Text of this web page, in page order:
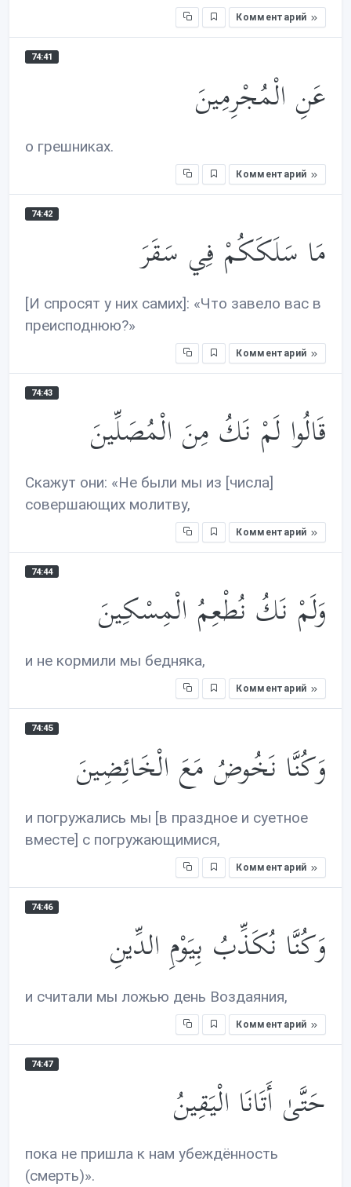
Комментарий
74:41
عَنِ الْمُجْرِمِينَ
о грешниках.
Комментарий
74:42
مَا سَلَكَكُمْ فِي سَقَرَ
[И спросят у них самих]: «Что завело вас в
преисподнюю?»
Комментарий
74:43
قَالُوا لَمْ نَكُ مِنَ الْمُصَلِّينَ
Скажут они: «Не были мы из [числа]
совершающих молитву,
Комментарий
74:44
وَلَمْ نَكُ نُطْعِمُ الْمِسْكِينَ
и не кормили мы бедняка,
Комментарий
74:45
وَكُنَّا نَخُوضُ مَعَ الْخَائِضِينَ
и погружались мы [в праздное и суетное
вместе] с погружающимися,
Комментарий
74:46
وَكُنَّا نُكَذِّبُ بِيَوْمِ الدِّينِ
и считали мы ложью день Воздаяния,
Комментарий
74:47
حَتَّىٰ أَتَانَا الْيَقِينُ
пока не пришла к нам убеждённость
(смерть)».